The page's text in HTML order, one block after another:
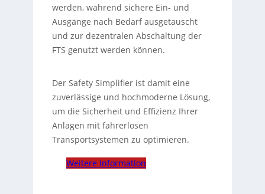
werden, während sichere Ein- und
Ausgänge nach Bedarf ausgetauscht
und zur dezentralen Abschaltung der
FTS genutzt werden können.
Der Safety Simplifier ist damit eine
zuverlässige und hochmoderne Lösung,
um die Sicherheit und Effizienz Ihrer
Anlagen mit fahrerlosen
Transportsystemen zu optimieren.
Weitere Information